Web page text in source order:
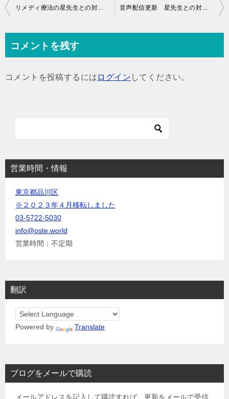
投
ビ
リメディ療法の星先生との対話 シリーズ・オステオパシー 音声配信更新 星先生との対談！ シリーズ・オステオパシー
コメントを残す
コメントを投稿するには ログイン してください。
営業時間・情報
東京都品川区
※２０２３年４月移転しました
03-5722-5030
info@oste.world
営業時間：不定期
翻訳
Powered by Translate
ブログをメールで購読
メールアドレスを記入して購読すれば、更新をメールで受信